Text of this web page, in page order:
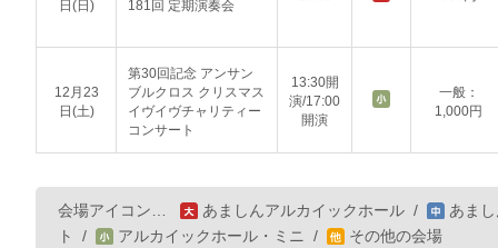
日(日)
181回 定期演奏会
12月23
日(土)
第30回記念 アンサン
ブルクロス クリスマス
イヴイヴチャリティー
コンサート
13:30開
演/17:00
開演
一般：
1,000円
会場アイコン… あましんアルカイックホール /
あま
ト
/ アルカイックホール・ミニ / その他の会場